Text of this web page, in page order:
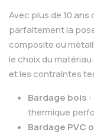
Avec plus de 10
parfaitement la
composite ou
le choix du
et les contraintes
Bardage bois :
thermique
Bardage PVC